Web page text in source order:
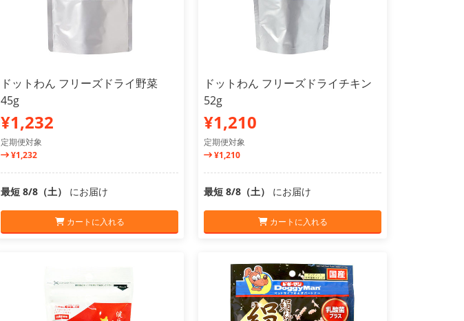
ドットわん フリーズドライ野菜
45g
¥1,232
定期便対象
¥1,232
最短 8/8（土） にお届け
カートに入れる
ドットわん フリーズドライチキン
52g
¥1,210
定期便対象
¥1,210
最短 8/8（土） にお届け
カートに入れる